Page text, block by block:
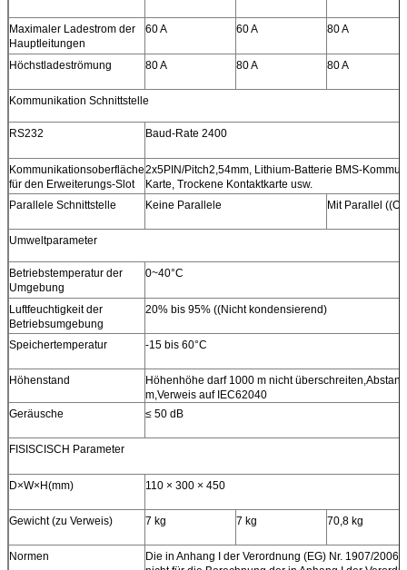
Maximaler Ladestrom der
Hauptleitungen
60 A 60 A 80 A
Höchstladeströmung 80 A 80 A 80 A
Kommunikation Schnittstelle
RS232 Baud-Rate 2400
Kommunikationsoberfläche
für den Erweiterungs-Slot
2x5PIN/Pitch2,54mm, Lithium-Batterie BMS-
Karte, Trockene Kontaktkarte usw.
Parallele Schnittstelle
Keine Parallele Mit Parallel
Umweltparameter
Betriebstemperatur der
Umgebung
0~40°C
Luftfeuchtigkeit der
Betriebsumgebung
20% bis 95% ((Nicht kondensierend)
Speichertemperatur -15 bis 60°C
Höhenstand
Höhenhöhe darf 1000 m nicht
m,Verweis auf IEC62040
Geräusche
≤ 50 dB
FISISCISCH Parameter
D×W×H(mm) 110 × 300 × 450
Gewicht (zu Verweis) 7 kg 7 kg 70,8 kg
Normen
Die in Anhang I der Verordnung (EG) Nr. 1907/2006